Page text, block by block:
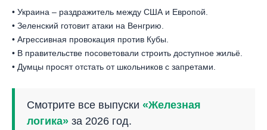
• Украина – раздражитель между США и Европой.
• Зеленский готовит атаки на Венгрию.
• Агрессивная провокация против Кубы.
• В правительстве посоветовали строить доступное жильё.
• Думцы просят отстать от школьников с запретами.
Смотрите все выпуски «Железная
логика» за 2026 год.